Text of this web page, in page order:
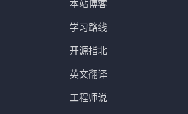
本站博客
学习路线
开源指北
英文翻译
工程师说